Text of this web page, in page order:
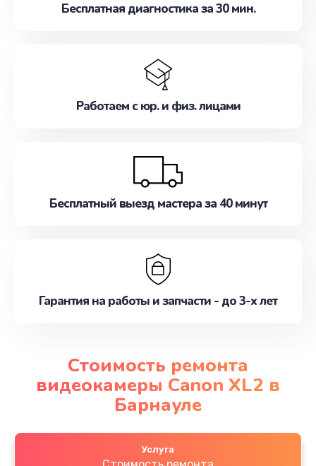
Бесплатная диагностика за 30 мин.
Работаем с юр. и физ. лицами
Бесплатный выезд мастера за 40 минут
Гарантия на работы и запчасти - до 3-х лет
Стоимость ремонта
видеокамеры Canon XL2 в
Барнауле
Услуга